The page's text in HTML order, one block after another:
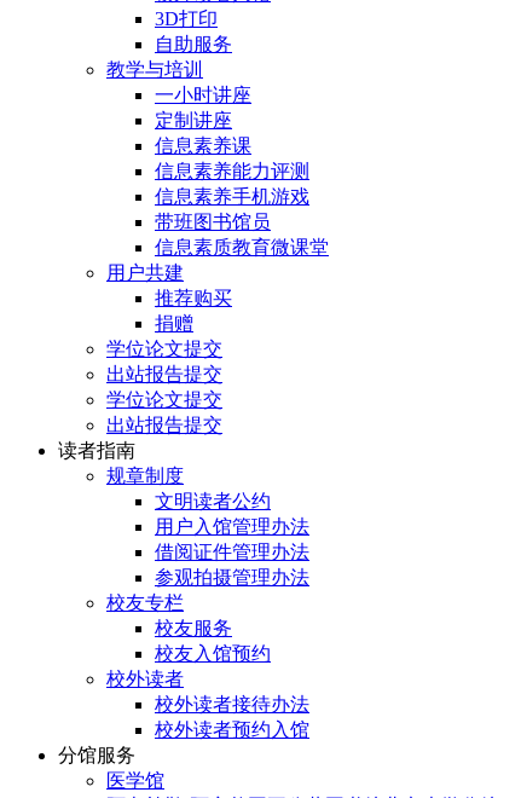
3D打印
自助服务
教学与培训
一小时讲座
定制讲座
信息素养课
信息素养能力评测
信息素养手机游戏
带班图书馆员
信息素质教育微课堂
用户共建
推荐购买
捐赠
学位论文提交
出站报告提交
学位论文提交
出站报告提交
读者指南
规章制度
文明读者公约
用户入馆管理办法
借阅证件管理办法
参观拍摄管理办法
校友专栏
校友服务
校友入馆预约
校外读者
校外读者接待办法
校外读者预约入馆
分馆服务
医学馆